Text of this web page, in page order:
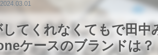
てくれなくてもで田中
ケースのブランドは？
2024.03.01